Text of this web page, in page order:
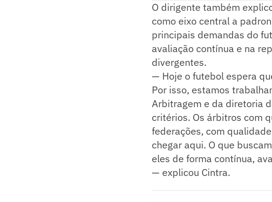
O dirigente também
como eixo central a
principais demandas do
avaliação contínua e na
divergentes.
— Hoje o futebol espera
Por isso, estamos
Arbitragem e da diretoria
critérios. Os árbitros com
federações, com
chegar aqui. O que
eles de forma contínua,
— explicou Cintra.